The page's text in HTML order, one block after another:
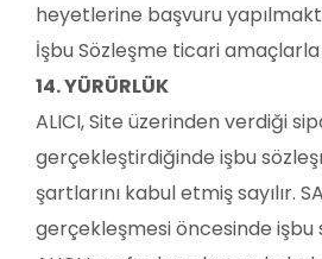
heyetlerine başvuru
İşbu Sözleşme ticari amaçlarla
14. YÜRÜRLÜK
ALICI, Site üzerinden verdiği
gerçekleştirdiğinde işbu
şartlarını kabul etmiş sayılır.
gerçekleşmesi öncesinde işbu